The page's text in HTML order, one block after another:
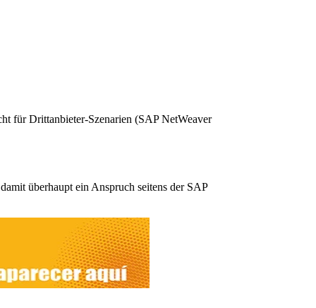
für Drittanbieter-Szenarien (SAP NetWeaver
überhaupt ein Anspruch seitens der SAP